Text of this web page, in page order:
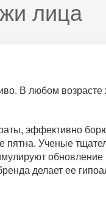
лица
В любом возрасте
эффективно
Ученые
делает ее